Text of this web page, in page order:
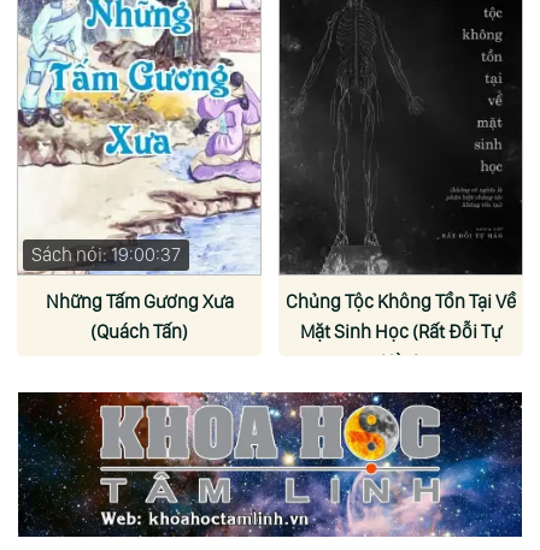
Sách nói: 19:00:37
Những Tấm Gương Xưa
(Quách Tấn)
Chủng Tộc Không Tồn Tại Về
Mặt Sinh Học (Rất Đỗi Tự
Hào)